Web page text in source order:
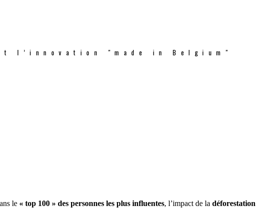
l’innovation "made in Belgium"
le « top 100 » des personnes les plus influentes, l’impact de la déforestation